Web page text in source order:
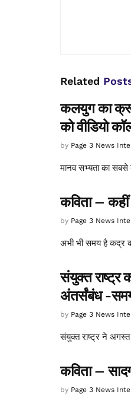
Related
कलयुग का क्रूर
को वीडियो
by Page 3 News
मानव सभ्यता का सबसे
कविता – कहीं
by Page 3 News
अभी भी समय है कद्र
संयुक्त राष्ट्र
अंतर्संबंध -
by Page 3 News
संयुक्त राष्ट्र ने
कविता –
by Page 3 News